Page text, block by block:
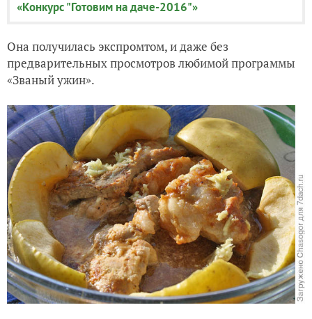
«Конкурс "Готовим на даче-2016"»
Она получилась экспромтом, и даже без
предварительных просмотров любимой программы
«Званый ужин».